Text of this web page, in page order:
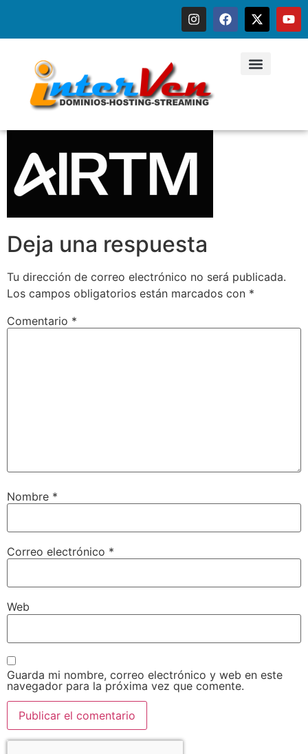
Deja una respuesta
Tu dirección de correo electrónico no será publicada.
Los campos obligatorios están marcados con *
Comentario *
Nombre *
Correo electrónico *
Web
Guarda mi nombre, correo electrónico y web en este
navegador para la próxima vez que comente.